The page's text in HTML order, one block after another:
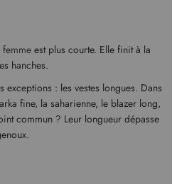
femmeest plus courte. Elle finit à la
hanches.
: les vestes longues. Dans
fine, la saharienne, le blazer long,
commun ? Leur longueur dépasse